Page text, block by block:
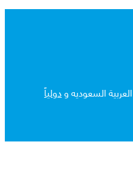
السعوديه ودولياً